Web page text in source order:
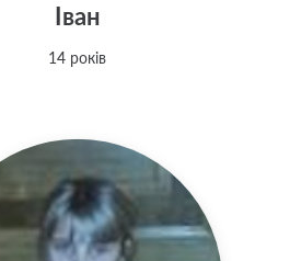
Іван
14 років